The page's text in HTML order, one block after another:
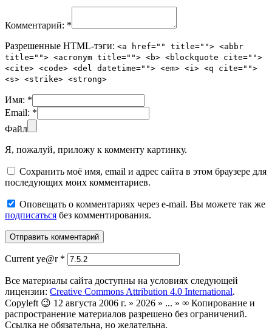
Комментарий: *
Разрешенные HTML-тэги: <a href="" title=""> <abbr
title=""> <acronym title=""> <b> <blockquote cite="">
<cite> <code> <del datetime=""> <em> <i> <q cite="">
<s> <strike> <strong>
Имя: *
Email: *
Файл
Я, пожалуй, приложу к комменту картинку.
Сохранить моё имя, email и адрес сайта в этом браузере для
последующих моих комментариев.
Оповещать о комментариях через e-mail. Вы можете так же
подписаться без комментирования.
Current ye@r *
Все материалы сайта доступны на условиях следующей
лицензии: Creative Commons Attribution 4.0 International.
Copyleft 😉 12 августа 2006 г. » 2026 » ... » ∞ Копирование и
распространение материалов разрешено без ограничений.
Ссылка не обязательна, но желательна.